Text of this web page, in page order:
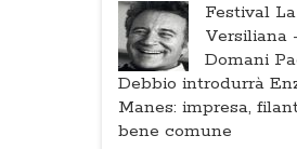
Festival La
Versiliana
Domani
Debbio introdurrà
Manes: impresa,
bene comune